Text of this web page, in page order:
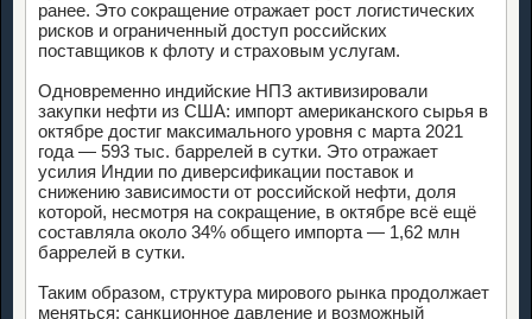
ранее. Это сокращение отражает рост логистических
рисков и ограниченный доступ российских
поставщиков к флоту и страховым услугам.
Одновременно индийские НПЗ активизировали
закупки нефти из США: импорт американского сырья в
октябре достиг максимального уровня с марта 2021
года — 593 тыс. баррелей в сутки. Это отражает
усилия Индии по диверсификации поставок и
снижению зависимости от российской нефти, доля
которой, несмотря на сокращение, в октябре всё ещё
составляла около 34% общего импорта — 1,62 млн
баррелей в сутки.
Таким образом, структура мирового рынка продолжает
меняться: санкционное давление и возможный